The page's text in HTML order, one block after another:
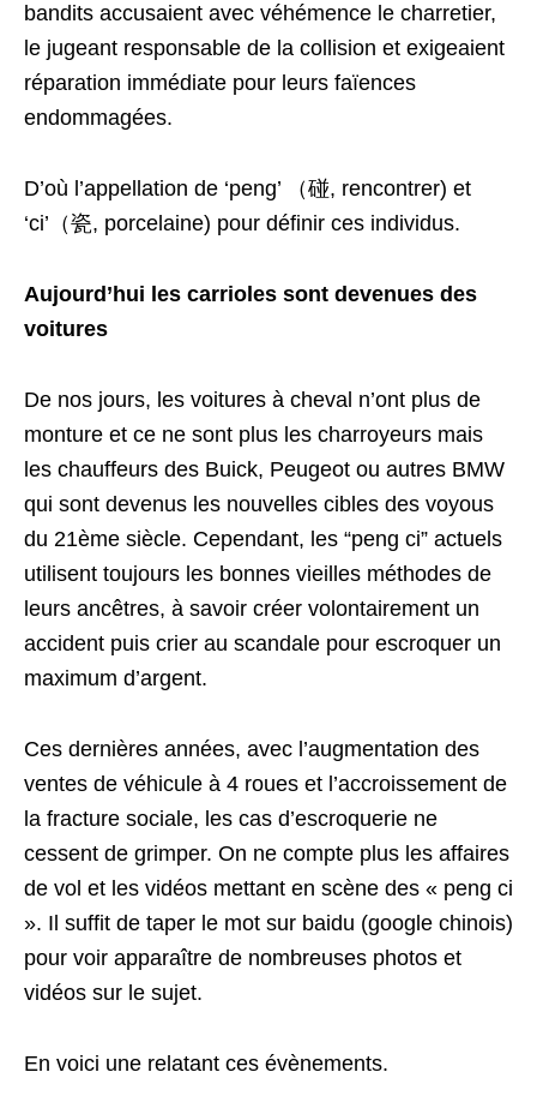
bandits accusaient avec véhémence le charretier,
le jugeant responsable de la collision et exigeaient
réparation immédiate pour leurs faïences
endommagées.
D’où l’appellation de ‘peng’ （碰, rencontrer) et
‘ci’（瓷, porcelaine) pour définir ces individus.
Aujourd’hui les carrioles sont devenues des
voitures
De nos jours, les voitures à cheval n’ont plus de
monture et ce ne sont plus les charroyeurs mais
les chauffeurs des Buick, Peugeot ou autres BMW
qui sont devenus les nouvelles cibles des voyous
du 21ème siècle. Cependant, les “peng ci” actuels
utilisent toujours les bonnes vieilles méthodes de
leurs ancêtres, à savoir créer volontairement un
accident puis crier au scandale pour escroquer un
maximum d’argent.
Ces dernières années, avec l’augmentation des
ventes de véhicule à 4 roues et l’accroissement de
la fracture sociale, les cas d’escroquerie ne
cessent de grimper. On ne compte plus les affaires
de vol et les vidéos mettant en scène des « peng ci
». Il suffit de taper le mot sur baidu (google chinois)
pour voir apparaître de nombreuses photos et
vidéos sur le sujet.
En voici une relatant ces évènements.